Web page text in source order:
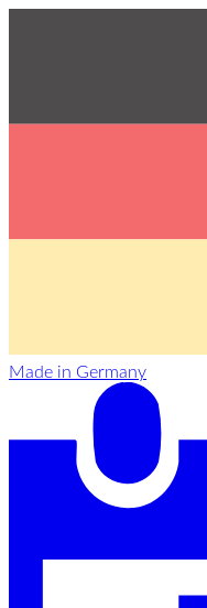
Made in Germany